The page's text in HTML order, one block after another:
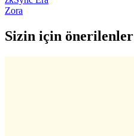
Zora
Sizin için önerilenler